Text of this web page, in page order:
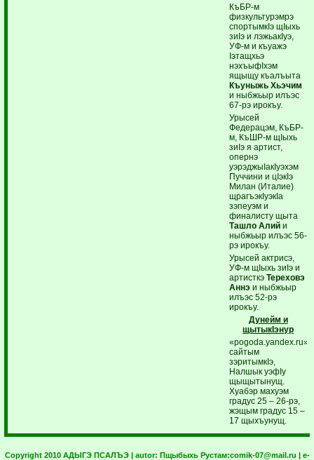
КъБР-м
физкультурэмрэ
спортымкIэ щIыхь
зиIэ и лэжьакIуэ,
УФ-м и къуажэ
Iэтащхьэ
нэхъыфIхэм
ящыщу къалъыта
Къуныжь Хьэчим
и ныбжьыр илъэс
67-рэ ирокъу.
Урысей
Федерацэм, КъБР-
м, КъШР-м щIыхь
зиIэ я артист,
опернэ
уэрэджыIакIуэхэм
Пуччини и цIэкIэ
Милан (Италие)
щрагъэкIуэкIа
зэпеуэм и
финалисту щыта
Ташло Алийи
ныбжьыр илъэс 56-
рэ ирокъу.
Урысей актрисэ,
УФ-м щIыхь зиIэ и
артисткэ Тереховэ
Аннэи ныбжьыр
илъэс 52-рэ
ирокъу.
Дунейм и
щытыкIэнур
«pogoda.yandex.ru»
сайтым
зэритымкIэ,
Налшык уэфIу
щыщытынущ.
Хуабэр махуэм
градус 25 – 26-рэ,
жэщым градус 15 –
17 щыхъунущ.
Copyright 2010 АДЫГЭ ПСАЛЪЭ | autor: Пщыбыхь Рустам:comik-07@mail.ru | e-